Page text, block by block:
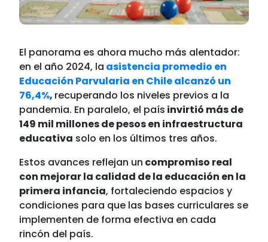
El panorama es ahora mucho más alentador:
en el año 2024, la asistencia promedio en
Educación Parvularia en Chile alcanzó un
76,4%, recuperando los niveles previos a la
pandemia. En paralelo, el país invirtió más de
149 mil millones de pesos en infraestructura
educativa solo en los últimos tres años.
Estos avances reflejan un compromiso real
con mejorar la calidad de la educación en la
primera infancia, fortaleciendo espacios y
condiciones para que las bases curriculares se
implementen de forma efectiva en cada
rincón del país.